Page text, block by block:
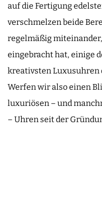
auf die Fertigung
verschmelzen beide
regelmäßig
eingebracht hat, einige
kreativsten Luxusuhren
Werfen wir also einen
luxuriösen – und
– Uhren seit der